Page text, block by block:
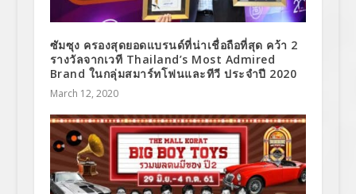
ซัมซุง ครองสุดยอดแบรนด์ที่น่าเชื่อถือที่สุด คว้า 2
รางวัลจากเวที Thailand’s Most Admired
Brand ในกลุ่มสมาร์ทโฟนและทีวี ประจำปี 2020
March 12, 2020